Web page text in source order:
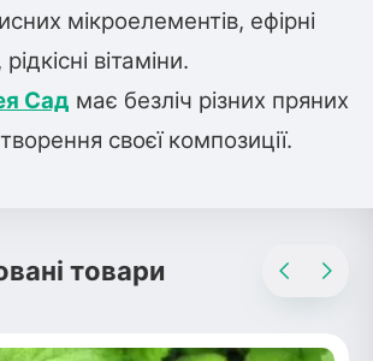
слива
рослини
(Кам'яні троянди)
мікроелементів, ефірні
вітаміни.
Cад має безліч різних пряних
своєї композиції.
товари